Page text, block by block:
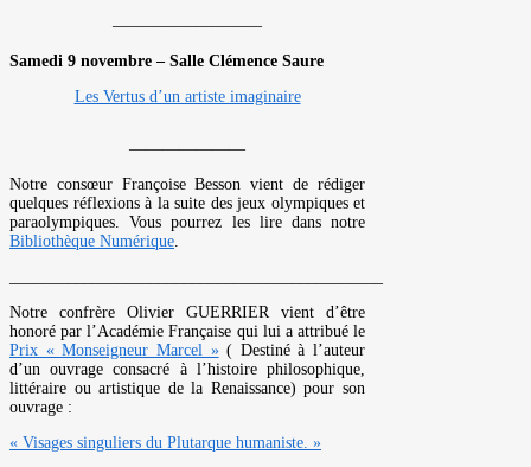
—————————
Samedi 9 novembre – Salle Clémence Saure
Les Vertus d’un artiste imaginaire
———————
Notre consœur Françoise Besson vient de rédiger
quelques réflexions à la suite des jeux olympiques et
paraolympiques. Vous pourrez les lire dans notre
Bibliothèque Numérique
Notre confrère Olivier GUERRIER vient d’être
honoré par l’Académie Française qui lui a attribué le
Prix « Monseigneur Marcel »( Destiné à l’auteur
d’un ouvrage consacré à l’histoire philosophique,
littéraire ou artistique de la Renaissance) pour son
ouvrage :
« Visages singuliers du Plutarque humaniste. »